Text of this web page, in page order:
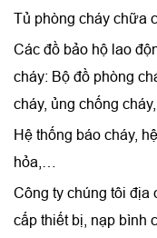
Tủ phòng cháy chữa
Các đồ bảo hộ lao
cháy: Bộ đồ phòng
cháy, ủng chống
Hệ thống báo cháy,
hỏa,…
Công ty chúng tôi địa
cấp thiết bị, nạp bình